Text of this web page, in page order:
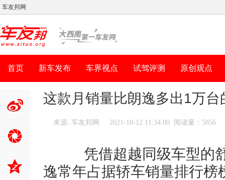
车友邦网
首页 新车发布 车界视点 试驾评测 原创观点
浪微博
这款月销量比朗逸多出1万
来源: 车友邦网 2021-10-12 11:34:00 阅读量：5856
凭借超越同级车型的
逸常年占据轿车销量排行